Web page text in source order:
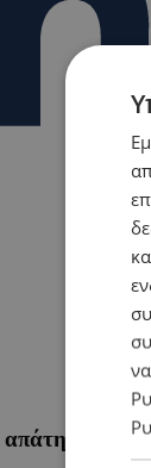
με τις